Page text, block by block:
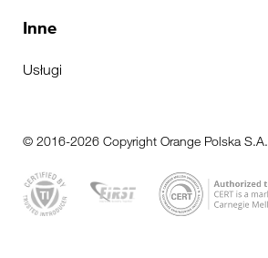
Inne
Usługi
© 2016-2026 Copyright Orange Polska S.A.